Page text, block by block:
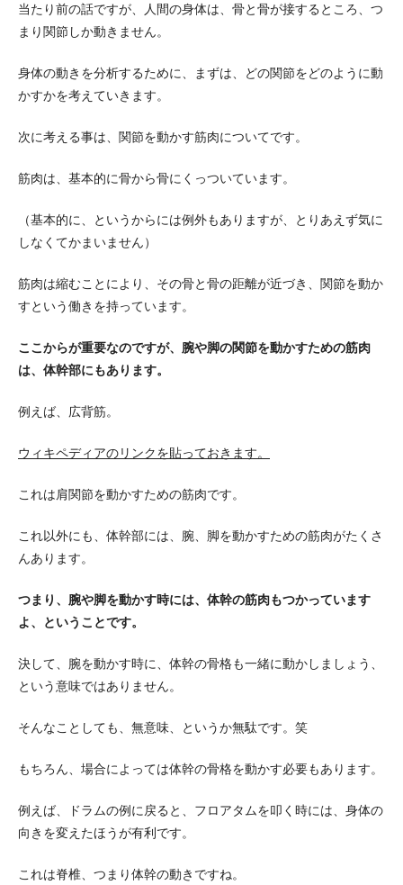
当たり前の話ですが、人間の身体は、骨と骨が接するところ、つ
まり関節しか動きません。
身体の動きを分析するために、まずは、どの関節をどのように動
かすかを考えていきます。
次に考える事は、関節を動かす筋肉についてです。
筋肉は、基本的に骨から骨にくっついています。
（基本的に、というからには例外もありますが、とりあえず気に
しなくてかまいません）
筋肉は縮むことにより、その骨と骨の距離が近づき、関節を動か
すという働きを持っています。
ここからが重要なのですが、腕や脚の関節を動かすための筋肉
は、体幹部にもあります。
例えば、広背筋。
ウィキペディアのリンクを貼っておきます。
これは肩関節を動かすための筋肉です。
これ以外にも、体幹部には、腕、脚を動かすための筋肉がたくさ
んあります。
つまり、腕や脚を動かす時には、体幹の筋肉もつかっています
よ、ということです。
決して、腕を動かす時に、体幹の骨格も一緒に動かしましょう、
という意味ではありません。
そんなことしても、無意味、というか無駄です。笑
もちろん、場合によっては体幹の骨格を動かす必要もあります。
例えば、ドラムの例に戻ると、フロアタムを叩く時には、身体の
向きを変えたほうが有利です。
これは脊椎、つまり体幹の動きですね。